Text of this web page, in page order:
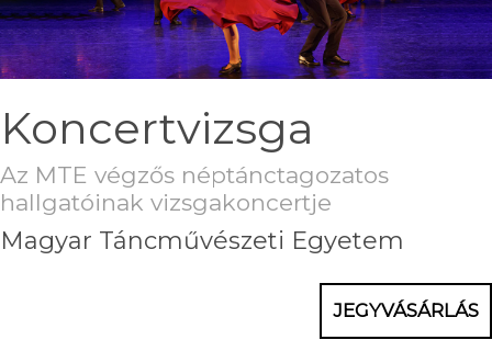
Koncertvizsga
Az MTE végzős néptánctagozatos
hallgatóinak vizsgakoncertje
Magyar Táncművészeti Egyetem
JEGYVÁSÁRLÁS